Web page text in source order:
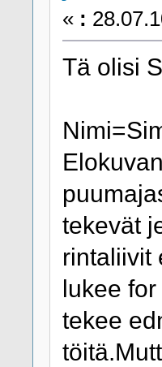
« :
Tä olisi
tekevät
rintaliivit
lukee
tekee